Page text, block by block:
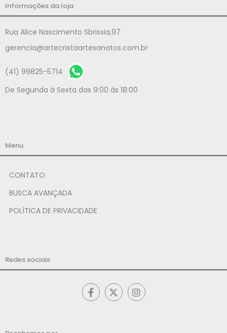
Informações da loja
Rua Alice Nascimento Sbrissia,97
gerencia@artecristaartesanatos.com.br
(41) 99825-5714
De Segunda à Sexta das 9:00 às 18:00
Menu
CONTATO
BUSCA AVANÇADA
POLÍTICA DE PRIVACIDADE
Redes sociais